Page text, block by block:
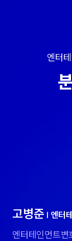
엔터
고병준| 엔터
엔터테인먼트변